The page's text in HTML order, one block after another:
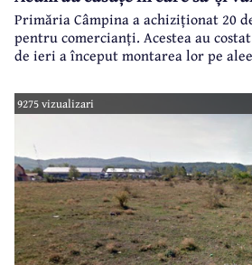
Primăria Câmpina a achiziționat 20
pentru comercianți. Acestea au
de ieri a început montarea lor pe
9275 vizualizari